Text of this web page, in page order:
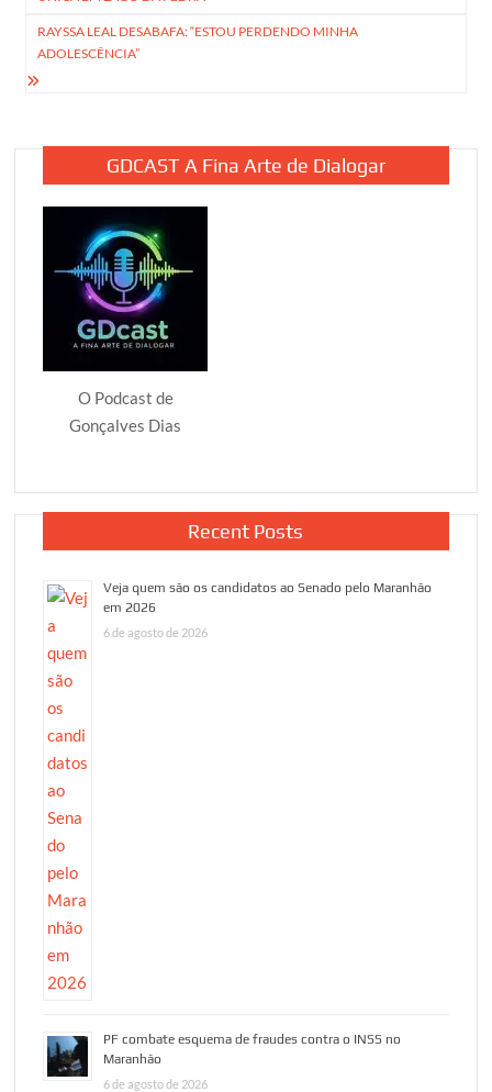
Post
RAYSSA LEAL DESABAFA: “ESTOU PERDENDO MINHA
ADOLESCÊNCIA”
GDCAST A Fina Arte de Dialogar
O Podcast de
Gonçalves Dias
Recent Posts
Veja quem são os candidatos ao Senado pelo Maranhão
em 2026
6 de agosto de 2026
PF combate esquema de fraudes contra o INSS no
Maranhão
6 de agosto de 2026